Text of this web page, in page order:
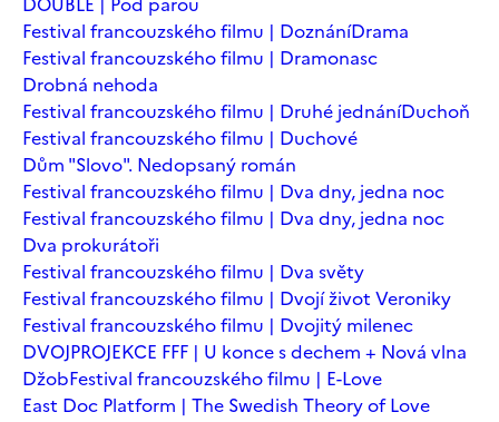
Festival francouzského filmu | DoznáníDrama
Festival francouzského filmu | Dramonasc
Drobná nehoda
Festival francouzského filmu | Druhé jednáníDuchoň
Festival francouzského filmu | Duchové
Dům "Slovo". Nedopsaný román
Festival francouzského filmu | Dva dny, jedna noc
Festival francouzského filmu | Dva dny, jedna noc
Dva prokurátoři
Festival francouzského filmu | Dva světy
Festival francouzského filmu | Dvojí život Veroniky
Festival francouzského filmu | Dvojitý milenec
DVOJPROJEKCE FFF | U konce s dechem + Nová vlna
DžobFestival francouzského filmu | E-Love
East Doc Platform | The Swedish Theory of Love